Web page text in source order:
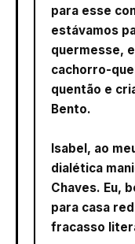
para esse
estávamos
quermesse,
cachorro-
quentão e
Bento.
Isabel, ao
dialética
Chaves. Eu,
para casa
fracasso